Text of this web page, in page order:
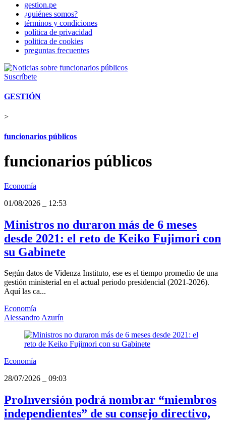
gestion.pe
¿quiénes somos?
términos y condiciones
política de privacidad
politica de cookies
preguntas frecuentes
Suscríbete
GESTIÓN
>
funcionarios públicos
funcionarios públicos
Economía
01/08/2026
12:53
Ministros no duraron más de 6 meses
desde 2021: el reto de Keiko Fujimori con
su Gabinete
Según datos de Videnza Instituto, ese es el tiempo promedio de una
gestión ministerial en el actual periodo presidencial (2021-2026).
Aquí las ca...
Economía
Alessandro Azurín
Economía
28/07/2026
09:03
ProInversión podrá nombrar “miembros
independientes” de su consejo directivo,